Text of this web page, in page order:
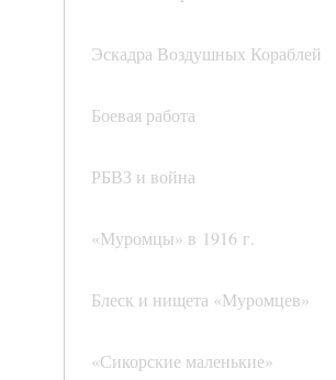
Эскадра Воздушных Кораблей
Боевая работа
РБВЗ и война
«Муромцы» в 1916 г.
Блеск и нищета «Муромцев»
«Сикорские маленькие»